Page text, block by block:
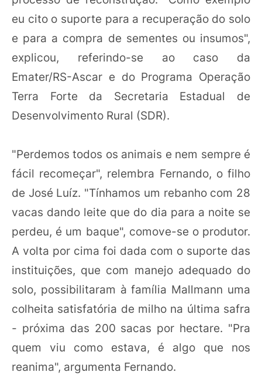
eu cito o suporte para a recuperação do solo
e para a compra de sementes ou insumos",
explicou, referindo-se ao caso da
Emater/RS-Ascar e do Programa Operação
Terra Forte da Secretaria Estadual de
Desenvolvimento Rural (SDR).
"Perdemos todos os animais e nem sempre é
fácil recomeçar", relembra Fernando, o filho
de José Luíz. "Tínhamos um rebanho com 28
vacas dando leite que do dia para a noite se
perdeu, é um baque", comove-se o produtor.
A volta por cima foi dada com o suporte das
instituições, que com manejo adequado do
solo, possibilitaram à família Mallmann uma
colheita satisfatória de milho na última safra
- próxima das 200 sacas por hectare. "Pra
quem viu como estava, é algo que nos
reanima", argumenta Fernando.